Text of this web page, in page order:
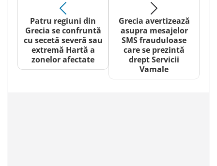
Patru regiuni din
Grecia se confruntă
cu secetă severă sau
extremă Hartă a
zonelor afectate
Grecia avertizează
asupra mesajelor
SMS frauduloase
care se prezintă
drept Servicii
Vamale